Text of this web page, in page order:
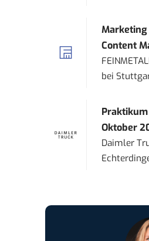
Marketing
Content
bei
Oktober
Daimler